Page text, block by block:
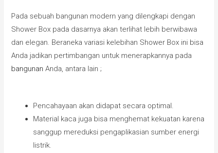
Pada sebuah bangunan modern yang dilengkapi dengan
Shower Box pada dasarnya akan terlihat lebih berwibawa
dan elegan. Beraneka variasi kelebihan Shower Box ini bisa
Anda jadikan pertimbangan untuk menerapkannya pada
bangunan Anda, antara lain ;
Pencahayaan akan didapat secara optimal.
Material kaca juga bisa menghemat kekuatan karena
sanggup mereduksi pengaplikasian sumber energi
listrik.